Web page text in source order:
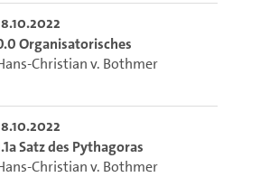
Organisatorisches
Christian v. Bothmer
Satz des Pythagoras
Christian v. Bothmer